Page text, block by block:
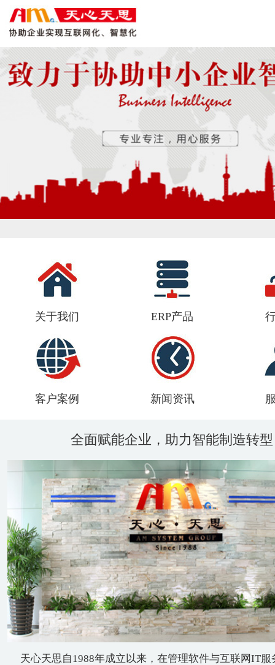
关于我们 ERP产品
客户案例 新闻资讯
全面赋能企业，助力智能制造转型
天心天思自1988年成立以来，在管理软件与互联网IT服